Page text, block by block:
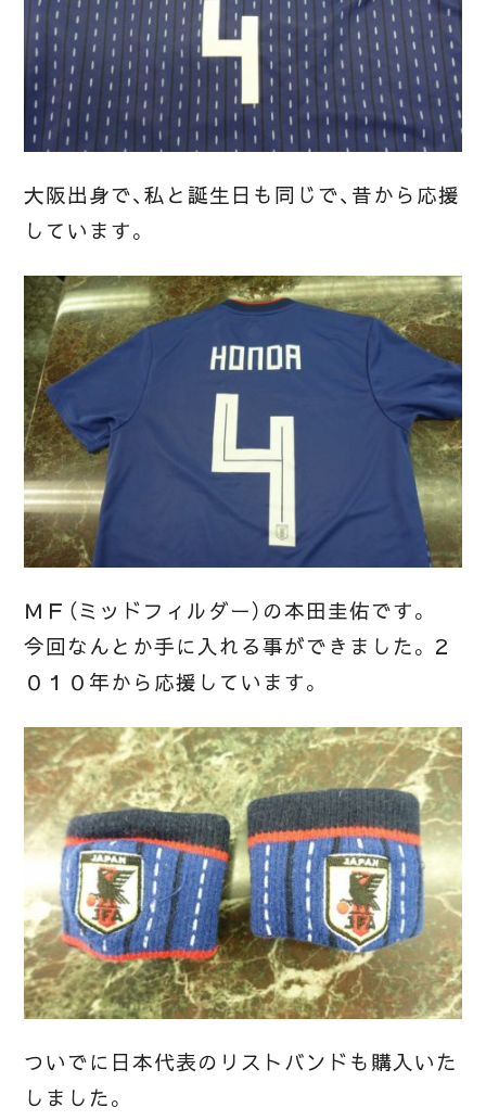
大阪出身で、私と誕生日も同じで、昔から応援
しています。
ＭＦ（ミッドフィルダー）の本田圭佑です。
今回なんとか手に入れる事ができました。２
０１０年から応援しています。
ついでに日本代表のリストバンドも購入いた
しました。